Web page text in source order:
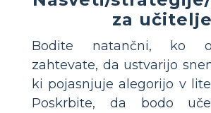
za učitelje
Bodite natančni, ko
zahtevate, da ustvarijo
ki pojasnjuje alegorijo v
Poskrbite, da bodo